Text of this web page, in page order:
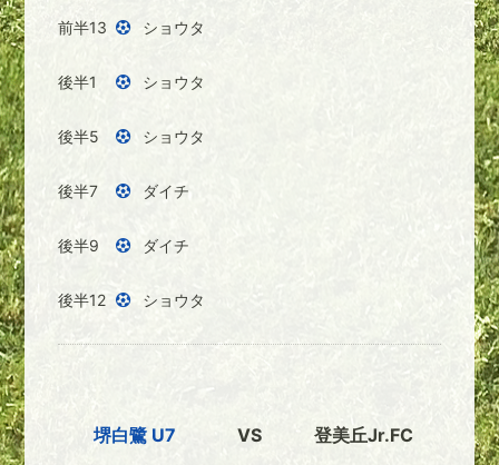
前半13 ショウタ
後半1 ショウタ
後半5 ショウタ
後半7 ダイチ
後半9 ダイチ
後半12 ショウタ
堺白鷺 U7 VS 登美丘Jr.FC